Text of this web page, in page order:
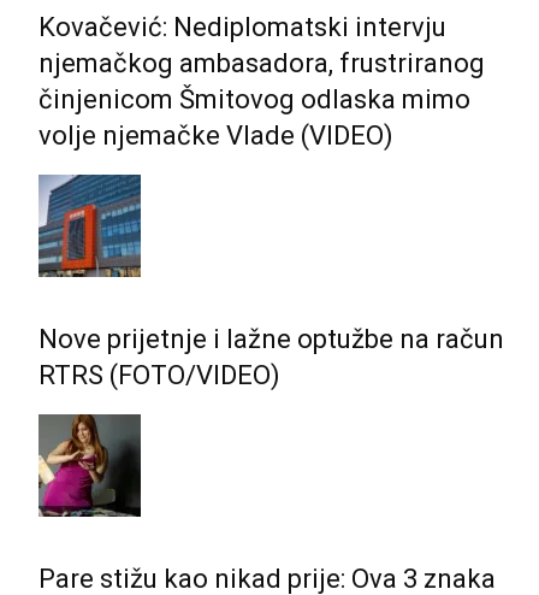
Kovačević: Nediplomatski intervju
njemačkog ambasadora, frustriranog
činjenicom Šmitovog odlaska mimo
volje njemačke Vlade (VIDEO)
Nove prijetnje i lažne optužbe na račun
RTRS (FOTO/VIDEO)
Pare stižu kao nikad prije: Ova 3 znaka